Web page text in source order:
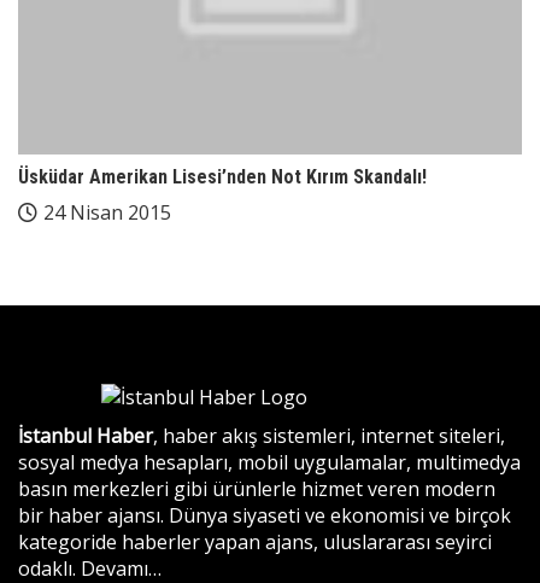
Üsküdar Amerikan Lisesi’nden Not Kırım Skandalı!
24 Nisan 2015
İstanbul Haber, haber akış sistemleri, internet siteleri,
sosyal medya hesapları, mobil uygulamalar, multimedya
basın merkezleri gibi ürünlerle hizmet veren modern
bir haber ajansı. Dünya siyaseti ve ekonomisi ve birçok
kategoride haberler yapan ajans, uluslararası seyirci
odaklı. Devamı…